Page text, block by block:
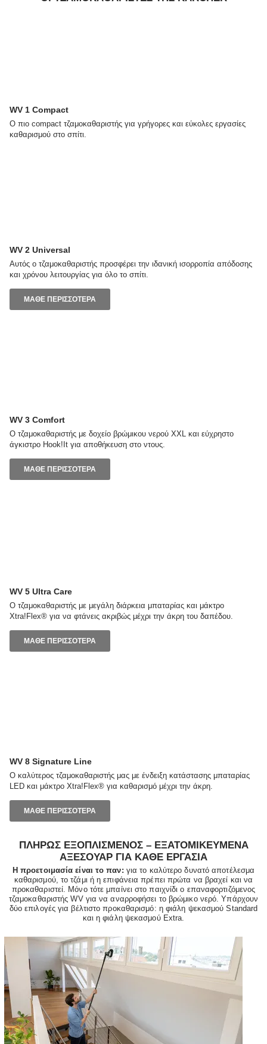
WV 1 Compact
Ο πιο compact τζαμοκαθαριστής για γρήγορες και εύκολες εργασίες
καθαρισμού στο σπίτι.
WV 2 Universal
Αυτός ο τζαμοκαθαριστής προσφέρει την ιδανική ισορροπία απόδοσης
και χρόνου λειτουργίας για όλο το σπίτι.
ΜΑΘΕ ΠΕΡΙΣΣΟΤΕΡΑ
WV 3 Comfort
Ο τζαμοκαθαριστής με δοχείο βρώμικου νερού XXL και εύχρηστο
άγκιστρο Hook!It για αποθήκευση στο ντους.
ΜΑΘΕ ΠΕΡΙΣΣΟΤΕΡΑ
WV 5 Ultra Care
Ο τζαμοκαθαριστής με μεγάλη διάρκεια μπαταρίας και μάκτρο
Xtra!Flex® για να φτάνεις ακριβώς μέχρι την άκρη του δαπέδου.
ΜΑΘΕ ΠΕΡΙΣΣΟΤΕΡΑ
WV 8 Signature Line
Ο καλύτερος τζαμοκαθαριστής μας με ένδειξη κατάστασης μπαταρίας
LED και μάκτρο Xtra!Flex® για καθαρισμό μέχρι την άκρη.
ΜΑΘΕ ΠΕΡΙΣΣΟΤΕΡΑ
ΠΛΗΡΩΣ ΕΞΟΠΛΙΣΜΕΝΟΣ – ΕΞΑΤΟΜΙΚΕΥΜΕΝΑ
ΑΞΕΣΟΥΑΡ ΓΙΑ ΚΑΘΕ ΕΡΓΑΣΙΑ
Η προετοιμασία είναι το παν: για το καλύτερο δυνατό αποτέλεσμα
καθαρισμού, το τζάμι ή η επιφάνεια πρέπει πρώτα να βραχεί και να
προκαθαριστεί. Μόνο τότε μπαίνει στο παιχνίδι ο επαναφορτιζόμενος
τζαμοκαθαριστής WV για να αναρροφήσει το βρώμικο νερό. Υπάρχουν
δύο επιλογές για βέλτιστο προκαθαρισμό: η φιάλη ψεκασμού Standard
και η φιάλη ψεκασμού Extra.